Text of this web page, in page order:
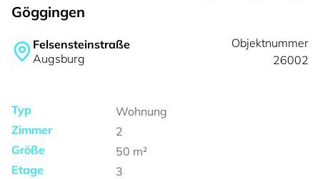
Göggingen
Felsensteinstraße
Augsburg
Objektnummer
26002
Typ
Wohnung
Zimmer
2
Größe
50 m²
Etage
3